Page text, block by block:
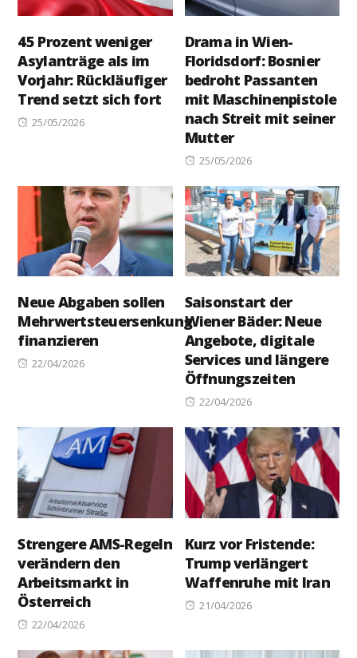
45 Prozent weniger
Asylanträge als im
Vorjahr: Rückläufiger
Trend setzt sich fort
Posted
25/05/2026
Drama in Wien-
Floridsdorf: Bosnier
bedroht Passanten
mit Maschinenpistole
nach Streit mit seiner
Mutter
Posted
25/05/2026
Neue Abgaben sollen
Mehrwertsteuersenkung
finanzieren
Posted
22/04/2026
Saisonstart der
Wiener Bäder: Neue
Angebote, digitale
Services und längere
Öffnungszeiten
Posted
22/04/2026
Strengere AMS-Regeln
verändern den
Arbeitsmarkt in
Österreich
Posted
22/04/2026
Kurz vor Fristende:
Trump verlängert
Waffenruhe mit Iran
Posted
21/04/2026